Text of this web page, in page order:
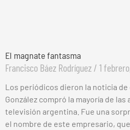
El magnate fantasma
Francisco Báez Rodríguez 1
Los periódicos dieron la noticia
González compró la mayoría de las
televisión argentina. Fue una
el nombre de este empresario,